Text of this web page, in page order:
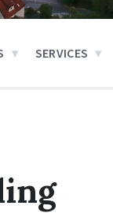
SERVICES